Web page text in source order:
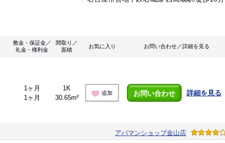
敷金・保証金／
礼金・権利金
間取り／
面積
お気に入り お問い合わせ／詳細を見る
1ヶ月
1ヶ月
1K
30.65m²
追加 お問い合わせ 詳細を見る
アパマンショップ金山店